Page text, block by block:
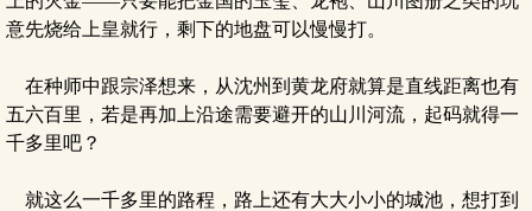
意先烧给上皇就行，剩下的地盘可以慢慢打。
在种师中跟宗泽想来，从沈州到黄龙府就算是直线距离也有
五六百里，若是再加上沿途需要避开的山川河流，起码就得一
千多里吧？
就这么一千多里的路程，路上还有大大小小的城池，想打到